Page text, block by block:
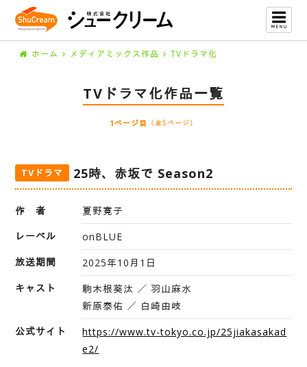
ホーム メディアミックス作品 TVドラマ化
TVドラマ化作品一覧
1ページ目 （全5ページ）
TVドラマ 25時、赤坂で Season2
作 者
夏野寛子
レーベル
onBLUE
放送期間
2025年10月1日
キャスト
駒木根葵汰 ／ 羽山麻水
新原泰佑 ／ 白崎由岐
公式サイト
https://www.tv-tokyo.co.jp/25jiakasakad
e2/